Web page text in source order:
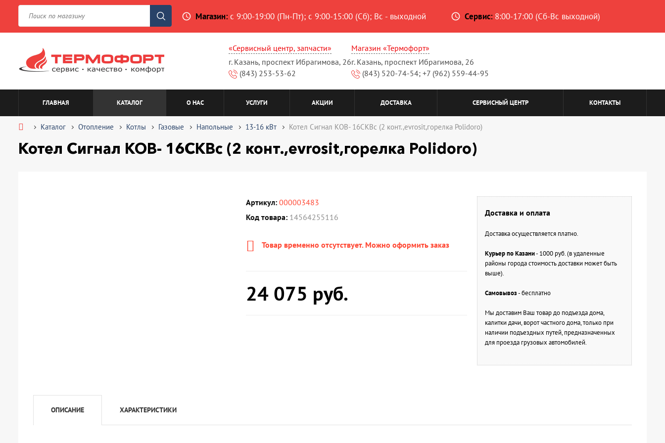
access_time Магазин:с 9:00-19:00 (Пн-Пт); с 9:00-15:00 (Сб); Вс - выходной access_time Сервис: 8:00-17:00 (Сб-Вс выходной)
«Сервисный центр, запчасти»
г. Казань, проспект Ибрагимова, 26
(843) 253-53-62
Магазин «Термофорт»
г. Казань, проспект Ибрагимова, 26
(843) 520-74-54; +7 (962) 559-44-95
ГЛАВНАЯ КАТАЛОГ О НАС УСЛУГИ АКЦИИ ДОСТАВКА СЕРВИСНЫЙ ЦЕНТР КОНТАКТЫ
Каталог Отопление Котлы Газовые Напольные 13-16 кВт Котел Сигнал КОВ- 16СКВс (2 конт.,evrosit,горелка Polidoro)
Котел Сигнал КОВ- 16СКВс (2 конт.,evrosit,горелка Polidoro)
Артикул: 000003483
Код товара: 14564255116
Товар временно отсутствует. Можно оформить заказ
24 075 руб.
Доставка и оплата
Доставка осуществляется платно.
Курьер по Казани- 1000 руб. (в удаленные
районы города стоимость доставки может быть
выше).
Самовывоз- бесплатно
Мы доставим Ваш товар до подъезда дома,
калитки дачи, ворот частного дома, только при
наличии подъездных путей, предназначенных
для проезда грузовых автомобилей.
ОПИСАНИЕ ХАРАКТЕРИСТИКИ